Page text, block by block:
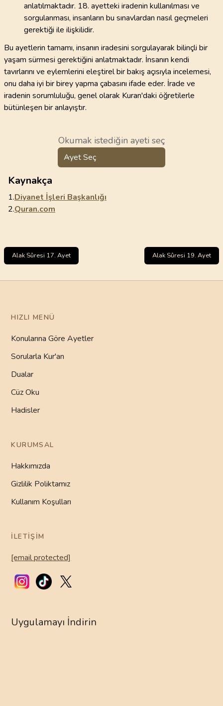
anlatılmaktadır. 18. ayetteki iradenin kullanılması ve
sorgulanması, insanların bu sınavlardan nasıl geçmeleri
gerektiği ile ilişkilidir.
Bu ayetlerin tamamı, insanın iradesini sorgulayarak bilinçli bir
yaşam sürmesi gerektiğini anlatmaktadır. İnsanın kendi
tavırlarını ve eylemlerini eleştirel bir bakış açısıyla incelemesi,
onu daha iyi bir birey yapma çabasını ifade eder. İrade ve
iradenin sorumluluğu, genel olarak Kuran'daki öğretilerle
bütünleşen bir anlayıştır.
Okumak istediğin ayeti seç
Ayet Seç
Kaynakça
1.Diyanet İşleri Başkanlığı
2.Quran.com
Alak Sûresi 17. Ayet Alak Sûresi 19. Ayet
HIZLI MENÜ
Konularına Göre Ayetler
Sorularla Kur'an
Dualar
Cüz Oku
Hadisler
KURUMSAL
Hakkımızda
Gizlilik Poliktamız
Kullanım Koşulları
İLETIŞIM
[email protected]
Uygulamayı İndirin